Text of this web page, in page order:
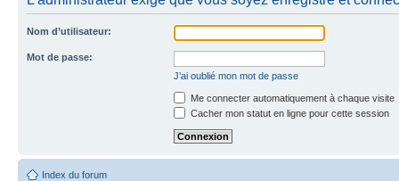
Nom d’utilisateur:
Mot de passe:
J’ai oublié mon mot de passe
Me connecter automatiquement à chaque visite
Cacher mon statut en ligne pour cette session
Index du forum